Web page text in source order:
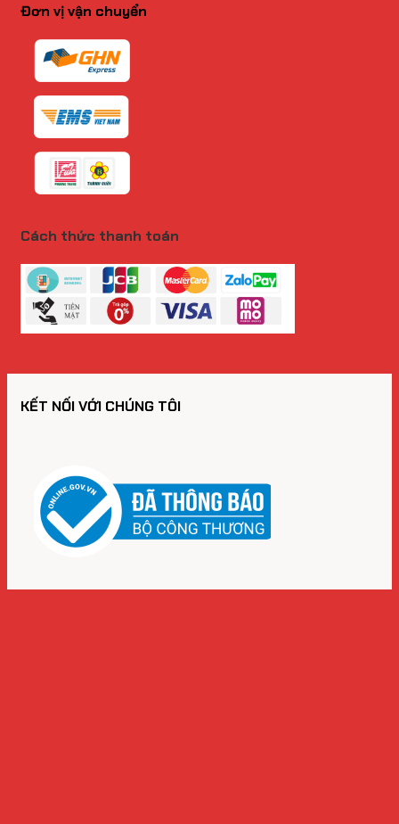
Đơn vị vận chuyển
Cách thức thanh toán
KẾT NỐI VỚI CHÚNG TÔI